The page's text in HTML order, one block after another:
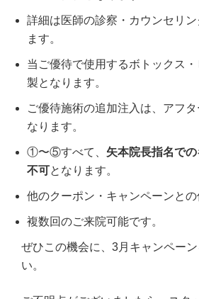
詳細は医師の診察・カウンセリ
ます。
当ご優待で使用するボトックス
製となります。
ご優待施術の追加注入は、アフ
なります。
①〜⑤すべて、 矢本院長指名で
不可となります。
他のクーポン・キャンペーンとの
複数回のご来院可能です。
ぜひこの機会に、3月キャンペー
い。
六本木院